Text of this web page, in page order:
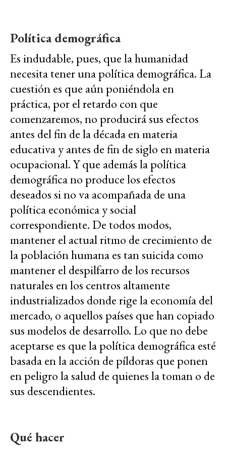
Política demográfica
Es indudable, pues, que la humanidad
necesita tener una política demográfica. La
cuestión es que aún poniéndola en
práctica, por el retardo con que
comenzaremos, no producirá sus efectos
antes del fin de la década en materia
educativa y antes de fin de siglo en materia
ocupacional. Y que además la política
demográfica no produce los efectos
deseados si no va acompañada de una
política económica y social
correspondiente. De todos modos,
mantener el actual ritmo de crecimiento de
la población humana es tan suicida como
mantener el despilfarro de los recursos
naturales en los centros altamente
industrializados donde rige la economía del
mercado, o aquellos países que han copiado
sus modelos de desarrollo. Lo que no debe
aceptarse es que la política demográfica esté
basada en la acción de píldoras que ponen
en peligro la salud de quienes la toman o de
sus descendientes.
Qué hacer